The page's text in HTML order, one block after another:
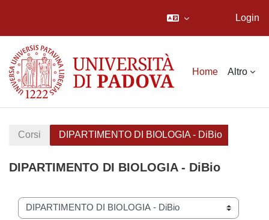
Login
Home Altro
Corsi DIPARTIMENTO DI BIOLOGIA - DiBio
DIPARTIMENTO DI BIOLOGIA - DiBio
Categorie di corso